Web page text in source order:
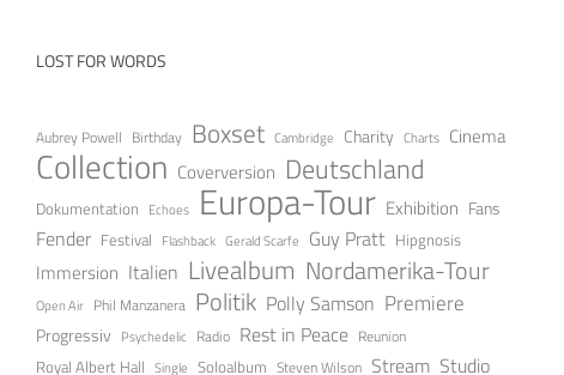
LOST FOR WORDS
Aubrey Powell Birthday Boxset Cambridge Charity Charts Cinema
Collection Coverversion Deutschland
Dokumentation Echoes Europa-Tour Exhibition Fans
Fender Festival Flashback Gerald Scarfe Guy Pratt Hipgnosis
Immersion Italien Livealbum Nordamerika-Tour
Open Air Phil Manzanera Politik Polly Samson Premiere
Progressiv Psychedelic Radio Rest in Peace Reunion
Royal Albert Hall Single Soloalbum Steven Wilson Stream Studio